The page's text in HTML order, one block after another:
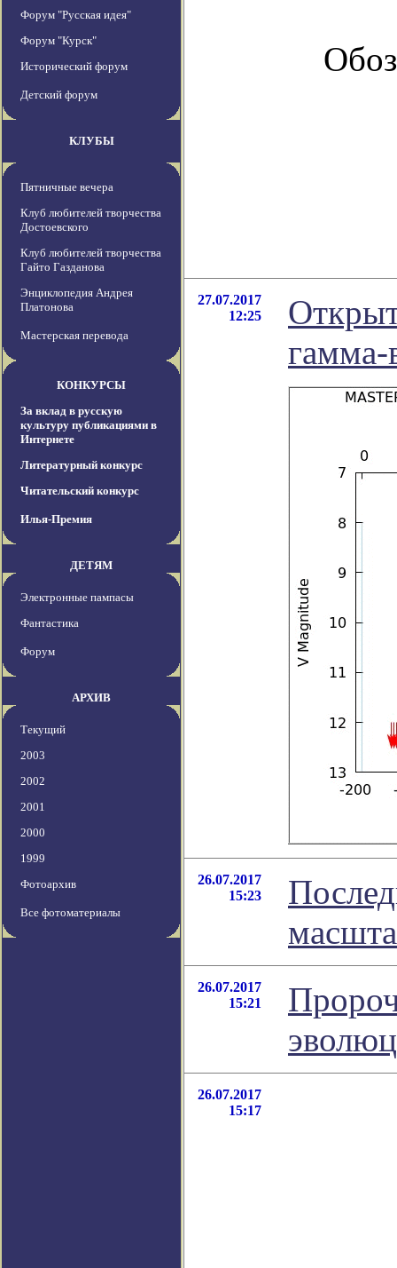
Форум "Русская идея"
Форум "Курск"
Исторический форум
Детский форум
КЛУБЫ
Пятничные вечера
Клуб любителей творчества
Достоевского
Клуб любителей творчества
Гайто Газданова
Энциклопедия Андрея
Платонова
Мастерская перевода
КОНКУРСЫ
За вклад в русскую
культуру публикациями в
Интернете
Литературный конкурс
Читательский конкурс
Илья-Премия
ДЕТЯМ
Электронные пампасы
Фантастика
Форум
АРХИВ
Текущий
2003
2002
2001
2000
1999
Фотоархив
Все фотоматериалы
27.07.2017
12:25
26.07.2017
15:23
26.07.2017
15:21
26.07.2017
15:17